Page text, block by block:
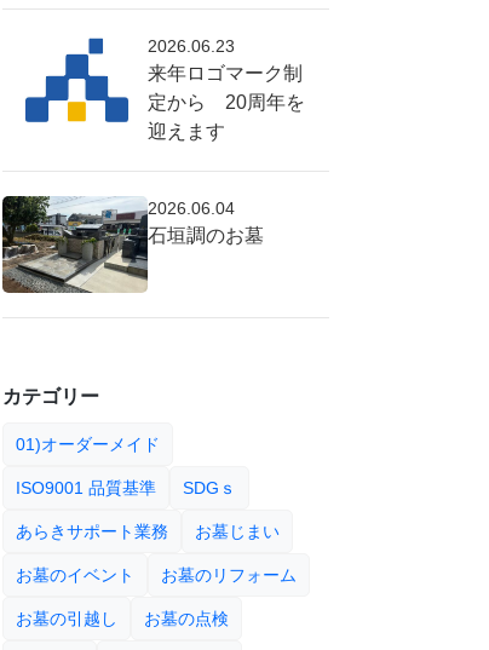
2026.06.23
来年ロゴマーク制
定から 20周年を
迎えます
2026.06.04
石垣調のお墓
カテゴリー
01)オーダーメイド
ISO9001 品質基準 SDGｓ
あらきサポート業務 お墓じまい
お墓のイベント お墓のリフォーム
お墓の引越し お墓の点検